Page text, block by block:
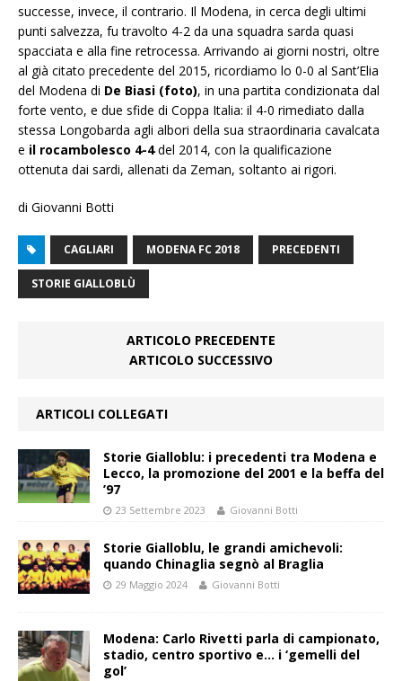
successe, invece, il contrario. Il Modena, in cerca degli ultimi
punti salvezza, fu travolto 4-2 da una squadra sarda quasi
spacciata e alla fine retrocessa. Arrivando ai giorni nostri, oltre
al già citato precedente del 2015, ricordiamo lo 0-0 al Sant’Elia
del Modena di De Biasi (foto), in una partita condizionata dal
forte vento, e due sfide di Coppa Italia: il 4-0 rimediato dalla
stessa Longobarda agli albori della sua straordinaria cavalcata
e il rocambolesco 4-4del 2014, con la qualificazione
ottenuta dai sardi, allenati da Zeman, soltanto ai rigori.
di Giovanni Botti
CAGLIARI MODENA FC 2018 PRECEDENTI
STORIE GIALLOBLÙ
ARTICOLO PRECEDENTE
ARTICOLO SUCCESSIVO
ARTICOLI COLLEGATI
Storie Gialloblu: i precedenti tra Modena e
Lecco, la promozione del 2001 e la beffa del
’97
23 Settembre 2023 Giovanni Botti
Storie Gialloblu, le grandi amichevoli:
quando Chinaglia segnò al Braglia
29 Maggio 2024 Giovanni Botti
Modena: Carlo Rivetti parla di campionato,
stadio, centro sportivo e… i ‘gemelli del
gol’